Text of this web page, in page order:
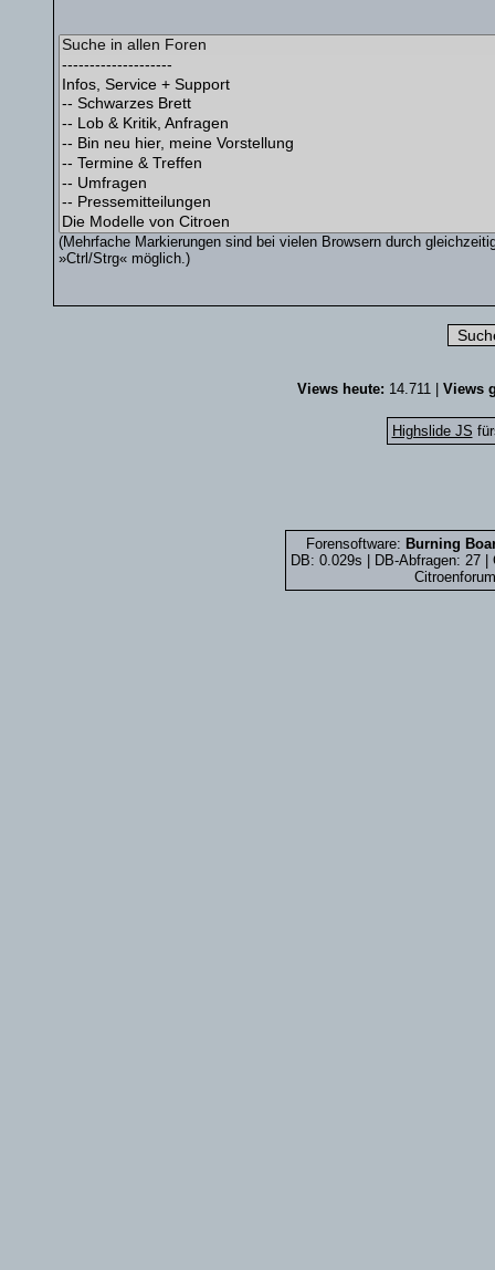
(Mehrfache Markierungen sind bei vielen Browsern durch
»Ctrl/Strg« möglich.)
Views heute: 14.711 | Views
Highslide JS
Forensoftware: Burning
DB: 0.029s | DB-Abfragen: 27